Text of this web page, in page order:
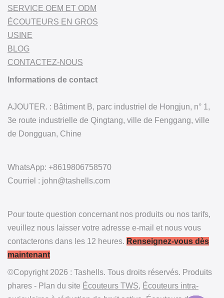
SERVICE OEM ET ODM
ÉCOUTEURS EN GROS
USINE
BLOG
CONTACTEZ-NOUS
Informations de contact
AJOUTER. : Bâtiment B, parc industriel de Hongjun, n° 1,
3e route industrielle de Qingtang, ville de Fenggang, ville
de Dongguan, Chine
WhatsApp: +8619806758570
Courriel : john@tashells.com
Pour toute question concernant nos produits ou nos tarifs,
veuillez nous laisser votre adresse e-mail et nous vous
contacterons dans les 12 heures. Renseignez-vous dès
maintenant
©Copyright 2026 : Tashells. Tous droits réservés. Produits
phares - Plan du site Écouteurs TWS, Écouteurs intra-